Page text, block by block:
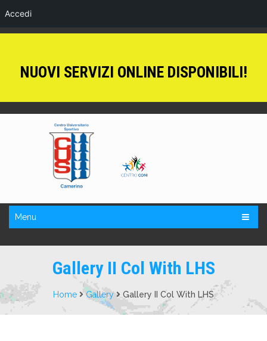
Accedi
NUOVI SERVIZI ONLINE DISPONIBILI!
Menu
Gallery II Col With LHS
Home Gallery Gallery II Col With LHS